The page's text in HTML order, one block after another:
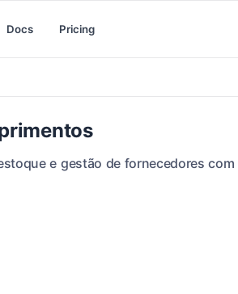
Docs Pricing
e gestão de fornecedores